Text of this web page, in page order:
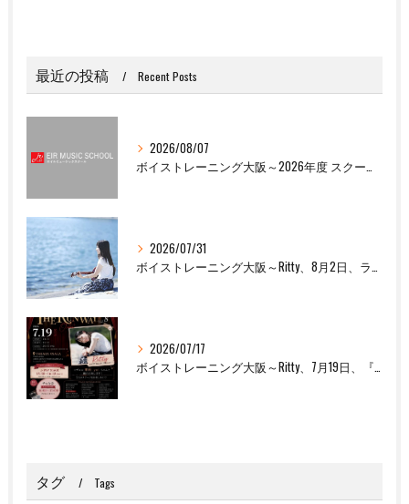
最近の投稿 Recent Posts
2026/08/07
ボイストレーニング大阪～2026年度 スクール夏季休校のお知らせ
2026/07/31
ボイストレーニング大阪～Ritty、8月2日、ライブ出演します！
2026/07/17
ボイストレーニング大阪～Ritty、7月19日、『THE RUNWAY OSAKA Vol.8』出演します！
タグ Tags